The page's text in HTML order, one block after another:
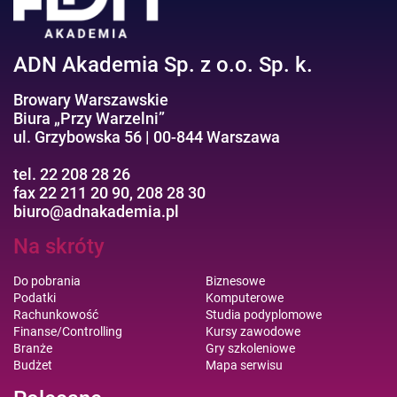
ADN Akademia Sp. z o.o. Sp. k.
Browary Warszawskie
Biura „Przy Warzelni”
ul. Grzybowska 56 | 00-844 Warszawa
tel. 22 208 28 26
fax 22 211 20 90, 208 28 30
biuro@adnakademia.pl
Na skróty
Do pobrania
Podatki
Rachunkowość
Finanse/Controlling
Branże
Budżet
Biznesowe
Komputerowe
Studia podyplomowe
Kursy zawodowe
Gry szkoleniowe
Mapa serwisu